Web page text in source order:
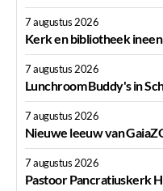
7 augustus 2026
Kerk en bibliotheek
7 augustus 2026
Lunchroom Buddy's in
7 augustus 2026
Nieuwe leeuw van
7 augustus 2026
Pastoor Pancratiuskerk